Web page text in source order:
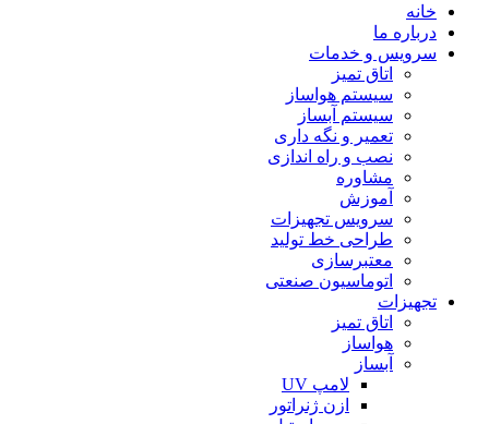
خانه
درباره ما
سرویس و خدمات
اتاق تمیز
سیستم هواساز
سیستم آبساز
تعمیر و نگه داری
نصب و راه اندازی
مشاوره
آموزش
سرویس تجهیزات
طراحی خط تولید
معتبرسازی
اتوماسیون صنعتی
تجهیزات
اتاق تمیز
هواساز
آبساز
لامپ UV
ازن ژنراتور